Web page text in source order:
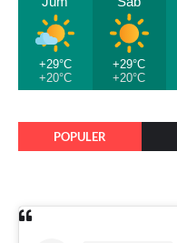
+29°C
+20°C
+29°C
+20°C
POPULER